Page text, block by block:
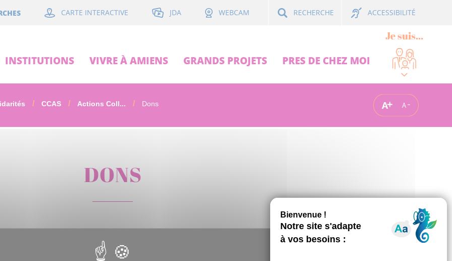
CARTE INTERACTIVE JDA WEBCAM RECHERCHE ACCESSIBILITÉ
INSTITUTIONS VIVRE À AMIENS GRANDS PROJETS PRES DE CHEZ MOI
Je suis...
CCAS Actions Coll... Dons A A
DONS
la recherche de matériaux : tissus, laine, peinture, graine et plans de légumes et de fleurs extérieures, bois
balais ou pelle, petit matériel…